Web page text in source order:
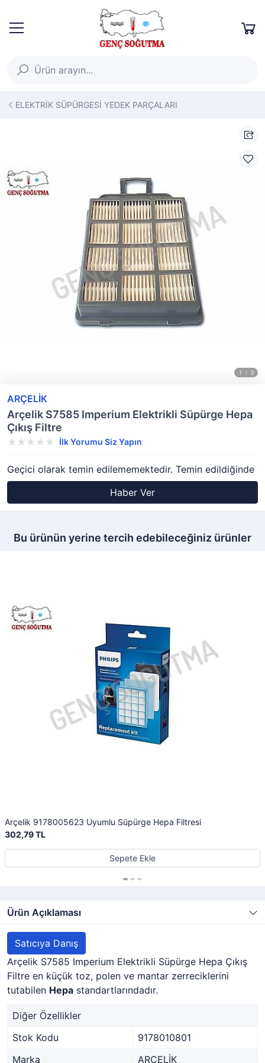
ELEKTRİK SÜPÜRGESİ YEDEK PARÇALARI
ARÇELİK
Arçelik S7585 Imperium Elektrikli Süpürge Hepa
Çıkış Filtre
İlk Yorumu Siz Yapın
Geçici olarak temin edilememektedir. Temin edildiğinde
Haber Ver
Bu ürünün yerine tercih edebileceğiniz ürünler
Arçelik 9178005623 Uyumlu Süpürge Hepa Filtresi
302,79 TL
Sepete Ekle
Ürün Açıklaması
Satıcıya Danış
Arçelik S7585 Imperium Elektrikli Süpürge Hepa Çıkış
Filtre en küçük toz, polen ve mantar zerreciklerini
tutabilen Hepa standartlarındadır.
Diğer Özellikler
Stok Kodu
9178010801
Marka
ARÇELİK